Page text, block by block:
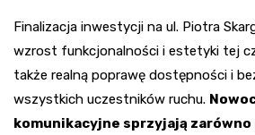
Finalizacja inwestycji na ul. Piotra
wzrost funkcjonalności i estetyki tej
także realną poprawę dostępności i
wszystkich uczestników ruchu.
komunikacyjne sprzyjają zarówno